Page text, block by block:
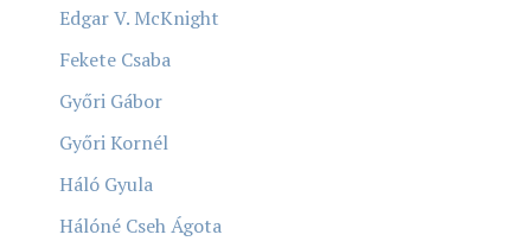
Edgar V. McKnight
Fekete Csaba
Győri Gábor
Győri Kornél
Háló Gyula
Hálóné Cseh Ágota